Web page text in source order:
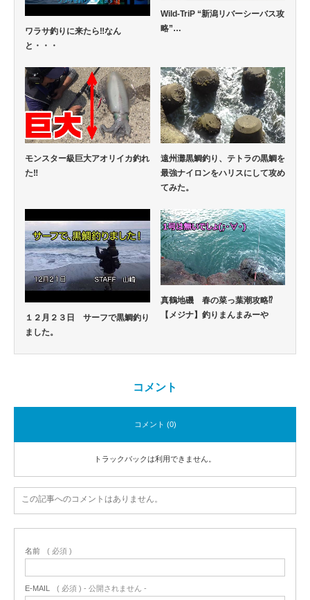
ワラサ釣りに来たら‼なん
と・・・
Wild-TriP “新潟リバーシーバス攻
略”…
モンスター級巨大アオリイカ釣れ
た‼
遠州灘黒鯛釣り、テトラの黒鯛を
最強ナイロンをハリスにして攻め
てみた。
１２月２３日 サーフで黒鯛釣り
ました。
真鶴地磯 春の菜っ葉潮攻略⁉
【メジナ】釣りまんまみーや
コメント
コメント (0)
トラックバックは利用できません。
この記事へのコメントはありません。
名前 ( 必須 )
E-MAIL ( 必須 ) - 公開されません -